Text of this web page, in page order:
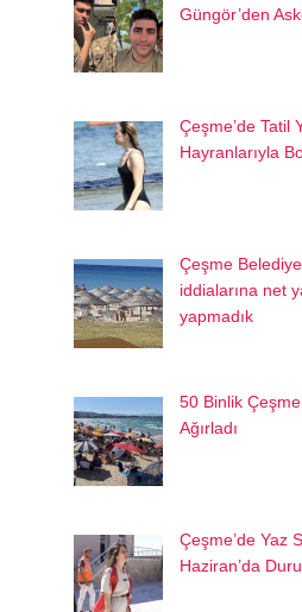
Güngör’den
Çeşme’de Tatil
Hayranlarıyla
Çeşme
iddialarına net
yapmadık
50 Binlik
Ağırladı
Çeşme’de Yaz
Haziran’da